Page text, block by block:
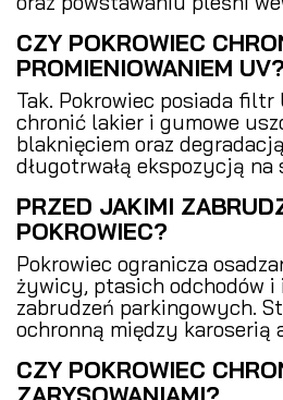
CZY POKROWIEC
PROMIENIOWANIEM UV?
Tak. Pokrowiec posiada filtr
chronić lakier i gumowe
blaknięciem oraz
długotrwałą ekspozycją na
PRZED JAKIMI
POKROWIEC?
Pokrowiec ogranicza
żywicy, ptasich odchodów
zabrudzeń parkingowych.
ochronną między karoserią
CZY POKROWIEC
ZARYSOWANIAMI?